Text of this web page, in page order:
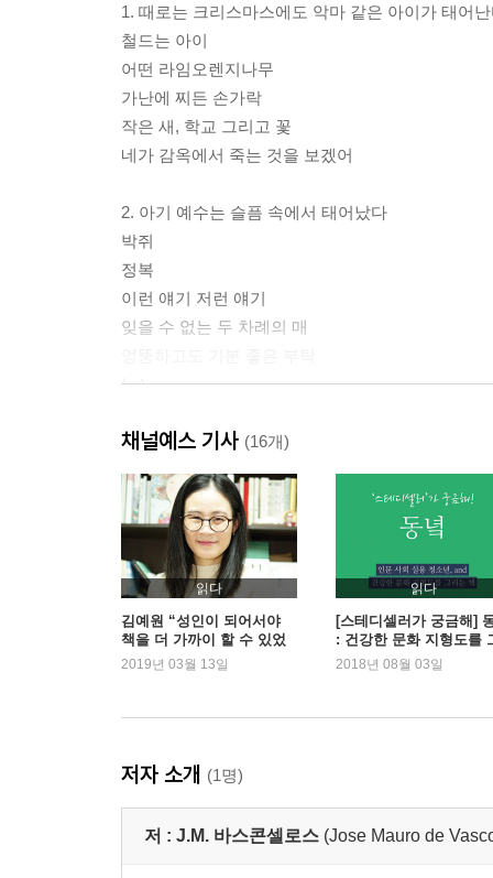
1. 때로는 크리스마스에도 악마 같은 아이가 태어
철드는 아이
어떤 라임오렌지나무
가난에 찌든 손가락
작은 새, 학교 그리고 꽃
네가 감옥에서 죽는 것을 보겠어
2. 아기 예수는 슬픔 속에서 태어났다
박쥐
정복
이런 얘기 저런 얘기
잊을 수 없는 두 차례의 매
(...)
옮기고 나서
채널예스 기사 (16개)
읽다
김예원 “성인이 되어서야
책을 더 가까이 할 수 있었
다”
2019년 03월 13일
읽다
[스테디셀러가 궁금해]
: 건강한 문화 지형도를
리는 책
2018년 08월 03일
저자 소개 (1명)
저 : J.M. 바스콘셀로스 (Jose Mauro de